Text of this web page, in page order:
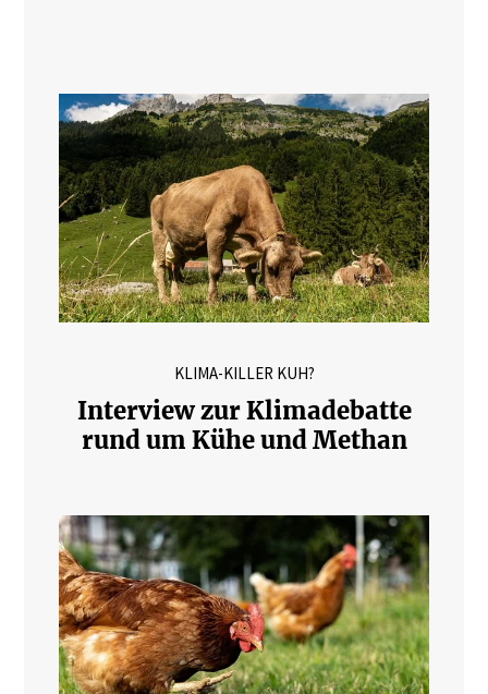
KLIMA-KILLER KUH?
Interview zur Klimadebatte
rund um Kühe und Methan